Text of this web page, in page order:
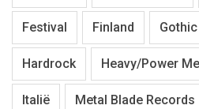
Festival Finland Gothic
Hardrock Heavy/Power
Italië Metal Blade Records